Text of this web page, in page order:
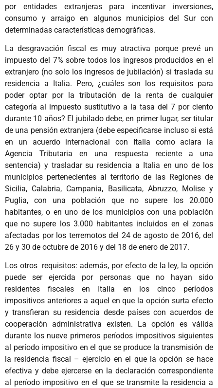
por entidades extranjeras para incentivar inversiones,
consumo y arraigo en algunos municipios del Sur con
determinadas características demográficas.
La desgravación fiscal es muy atractiva porque prevé un
impuesto del 7% sobre todos los ingresos producidos en el
extranjero (no solo los ingresos de jubilación) si traslada su
residencia a Italia. Pero, ¿cuáles son los requisitos para
poder optar por la tributación de la renta de cualquier
categoría al impuesto sustitutivo a la tasa del 7 por ciento
durante 10 años? El jubilado debe, en primer lugar, ser titular
de una pensión extranjera (debe especificarse incluso si está
en un acuerdo internacional con Italia como aclara la
Agencia Tributaria en una respuesta reciente a una
sentencia) y trasladar su residencia a Italia en uno de los
municipios pertenecientes al territorio de las Regiones de
Sicilia, Calabria, Campania, Basilicata, Abruzzo, Molise y
Puglia, con una población que no supere los 20.000
habitantes, o en uno de los municipios con una población
que no supere los 3.000 habitantes incluidos en el zonas
afectadas por los terremotos del 24 de agosto de 2016, del
26 y 30 de octubre de 2016 y del 18 de enero de 2017.
Los otros requisitos: además, por efecto de la ley, la opción
puede ser ejercida por personas que no hayan sido
residentes fiscales en Italia en los cinco períodos
impositivos anteriores a aquel en que la opción surta efecto
y transfieran su residencia desde países con acuerdos de
cooperación administrativa existen. La opción es válida
durante los nueve primeros períodos impositivos siguientes
al período impositivo en el que se produce la transmisión de
la residencia fiscal – ejercicio en el que la opción se hace
efectiva y debe ejercerse en la declaración correspondiente
al período impositivo en el que se transmite la residencia a